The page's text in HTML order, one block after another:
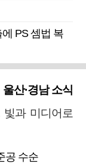
PS 셈법 복
울산·경남 소식
빛과 미디어로
공 수순